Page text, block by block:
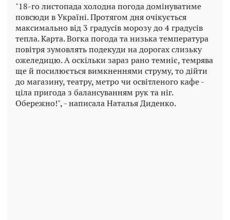
"18-го листопада холодна погода домінуватиме
повсюди в Україні. Протягом дня очікується
максимально від 3 градусів морозу до 4 градусів
тепла. Карта. Вогка погода та низька температура
повітря зумовлять подекуди на дорогах слизьку
ожеледицю. А оскільки зараз рано темніє, темрява
ще й посилюється вимкненнями струму, то дійти
до магазину, театру, метро чи освітленого кафе -
ціла пригода з балансуванням рук та ніг.
Обережно!", - написала Наталья Диденко.